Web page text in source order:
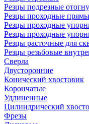
Резцы подрезные
Резцы проходные
Резцы проходные
Резцы проходные
Резцы расточные для
Резцы резьбовые
Сверла
Двусторонние
Конический хвостовик
Корончатые
Удлиненные
Цилиндрический
Фрезы